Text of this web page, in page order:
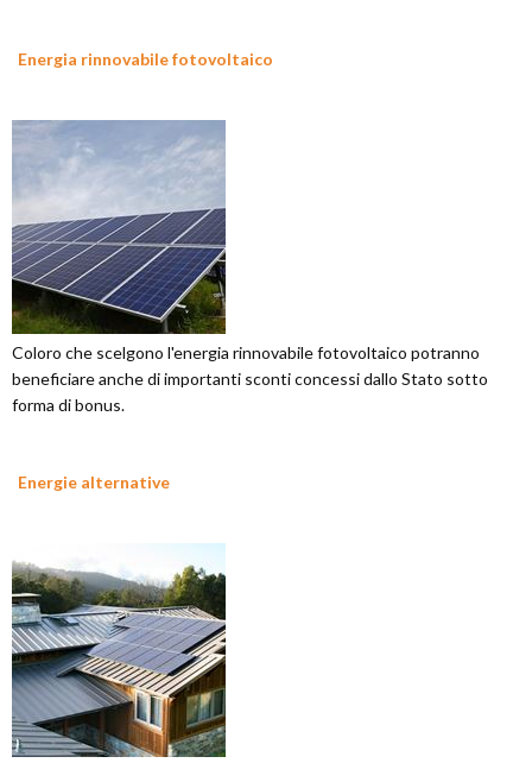
Energia rinnovabile fotovoltaico
Coloro che scelgono l'energia rinnovabile fotovoltaico potranno
beneficiare anche di importanti sconti concessi dallo Stato sotto
forma di bonus.
Energie alternative